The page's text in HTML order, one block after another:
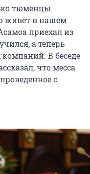
тюменцы
живет в нашем
приехал из
а теперь
В беседе
что месса
с